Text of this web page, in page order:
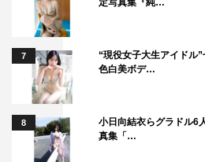
7
“現役女子大生アイドル
色白美ボデ…
8
小日向結衣らグラドル6
真集「…